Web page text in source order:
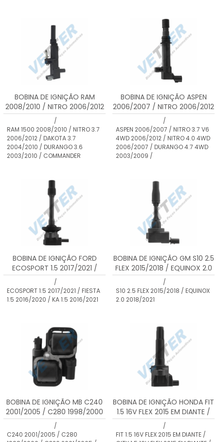
BOBINA DE IGNIÇÃO RAM
2008/2010 / NITRO 2006/2012
/ DAKOTA 2004/2010 /
DURANGO 2003/2010 /
COMMANDER 2008/2012 /
CHEROKEE 2008/... / GRAND
CHEROKEE 2008/2013
/
RAM 1500 2008/2010 / NITRO 3.7
2006/2012 / DAKOTA 3.7
2004/2010 / DURANGO 3.6
2003/2010 / COMMANDER
BOBINA DE IGNIÇÃO ASPEN
2006/2007 / NITRO 2006/2012
/ DURANGO 2003/2009 / RAM
2001/2008 / DAKOTA 2000 EM
DIANTE / GRAND CHEROKEE
1999/2013 / COMMANDER
2006/2010 /
/
ASPEN 2006/2007 / NITRO 3.7 V6
4WD 2006/2012 / NITRO 4.0 4WD
2006/2007 / DURANGO 4.7 4WD
2003/2009 /
BOBINA DE IGNIÇÃO FORD
ECOSPORT 1.5 2017/2021 /
FIESTA 1.5 2016/2020 / KA 1.5
2016/2021
/
ECOSPORT 1.5 2017/2021 / FIESTA
1.5 2016/2020 / KA 1.5 2016/2021
BOBINA DE IGNIÇÃO GM S10 2.5
FLEX 2015/2018 / EQUINOX 2.0
2018/2021
/
S10 2.5 FLEX 2015/2018 / EQUINOX
2.0 2018/2021
BOBINA DE IGNIÇÃO MB C240
2001/2005 / C280 1998/2000
/ C320 2001/2005 / CL500
1998/2000 / CLK320
/
C240 2001/2005 / C280
BOBINA DE IGNIÇÃO HONDA FIT
1.5 16V FLEX 2015 EM DIANTE /
CITY 1.5 16V FLEX 2015 EM
DIANTE / WRV 1.5 16V FLEX 2018
/
FIT 1.5 16V FLEX 2015 EM DIANTE /